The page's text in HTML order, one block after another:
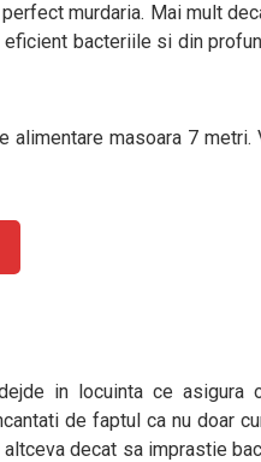
murdaria. Mai mult
bacteriile si din
alimentare masoara 7 metri.
in locuinta ce asigura
de faptul ca nu doar
decat sa imprastie